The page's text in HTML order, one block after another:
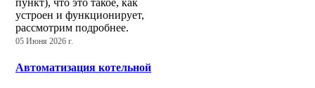
пункт), что это такое, как
устроен и функционирует,
рассмотрим подробнее.
05 Июня 2026 г.
Автоматизация котельной